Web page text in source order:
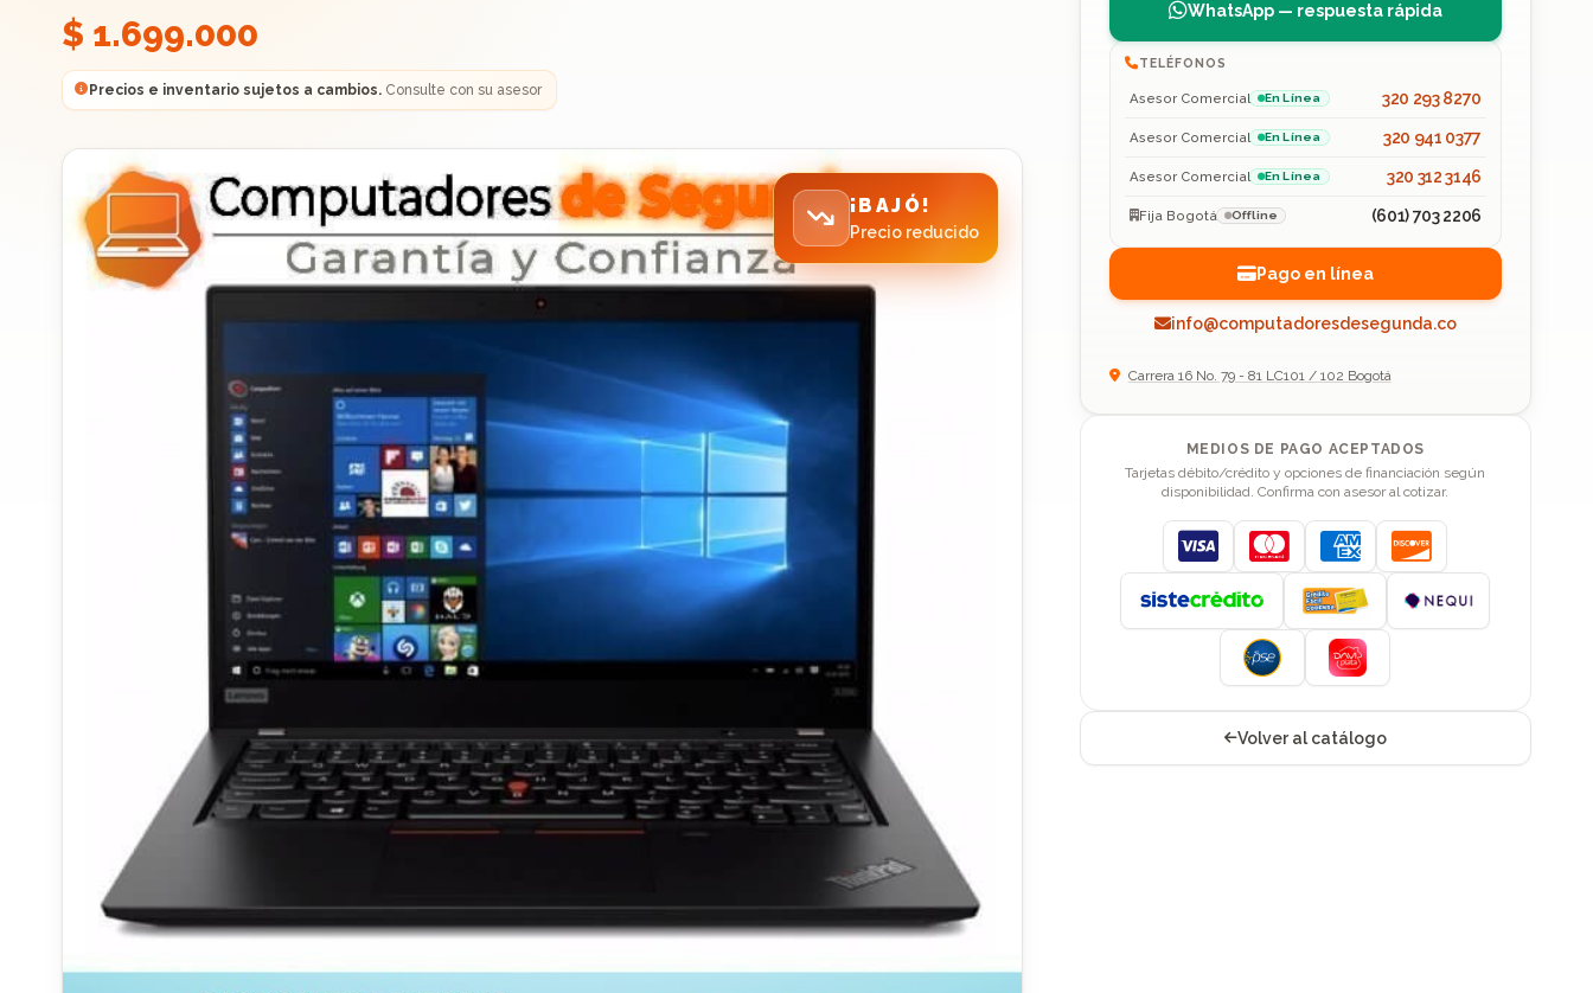
$ 1.699.000
Precios e inventario sujetos a cambios.Consulte con su asesor
¡BAJÓ!
Precio reducido
WhatsApp — respuesta rápida
TELÉFONOS
Asesor Comercial En Línea 320 293 8270
Asesor Comercial En Línea 320 941 0377
Asesor Comercial En Línea 320 312 3146
Fija Bogotá Offline (601) 703 2206
Pago en línea
info@computadoresdesegunda.co
Carrera 16 No. 79 - 81 LC101 / 102 Bogotá
MEDIOS DE PAGO ACEPTADOS
Tarjetas débito/crédito y opciones de financiación según
disponibilidad. Confirma con asesor al cotizar.
Visa MastercardAmerican Express
Discover
Volver al catálogo